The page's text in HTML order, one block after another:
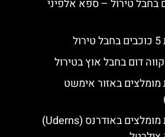
בחבל טירול – ספא אלפיני
דום בחבל אוץ בטירול
מומלצים באזור אימשט
מלונות מומלצים באודרנס (Uderns)